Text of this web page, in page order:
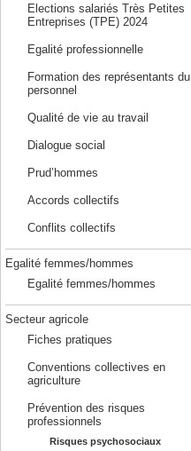
Elections salariés Très Petites
Entreprises (TPE) 2024
Egalité professionnelle
Formation des représentants du
personnel
Qualité de vie au travail
Dialogue social
Prud’hommes
Accords collectifs
Conflits collectifs
Egalité femmes/hommes
Egalité femmes/hommes
Secteur agricole
Fiches pratiques
Conventions collectives en
agriculture
Prévention des risques
professionnels
Risques psychosociaux